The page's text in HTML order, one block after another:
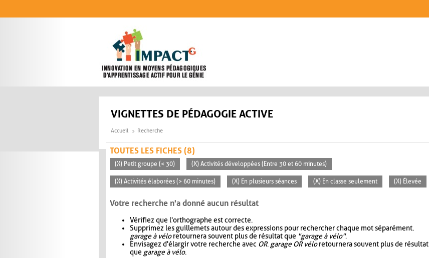
VIGNETTES DE PÉDAGOGIE ACTIVE
Accueil Recherche
TOUTES LES FICHES (8)
(X) Petit groupe (< 30) (X) Activités développées (Entre 30 et 60 minutes)
(X) Activités élaborées (> 60 minutes) (X) En plusieurs séances (X) En classe seulement (X) Élevée
Votre recherche n'a donné aucun résultat
Vérifiez que l'orthographe est correcte.
Supprimez les guillemets autour des expressions pour rechercher chaque mot séparément.
garage à véloretournera souvent plus de résultat que "garage à vélo".
Envisagez d'élargir votre recherche avec OR. garage OR véloretournera souvent plus de résultat
que garage à vélo.